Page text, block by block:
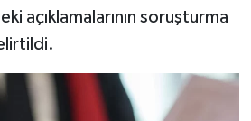
açıklamalarının soruşturma